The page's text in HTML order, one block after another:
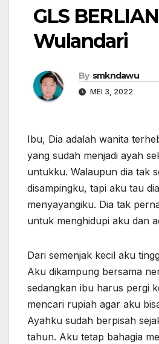
GLS
Wulandari
By smkndawu
MEI 3, 2022
Ibu, Dia adalah wanita
yang sudah menjadi ayah
untukku. Walaupun dia tak
disampingku, tapi aku tau
menyayangiku. Dia tak
untuk menghidupi aku dan
Dari semenjak kecil aku
Aku dikampung bersama
sedangkan ibu harus pergi
mencari rupiah agar aku
Ayahku sudah berpisah
tahun. Aku tetap bahagia